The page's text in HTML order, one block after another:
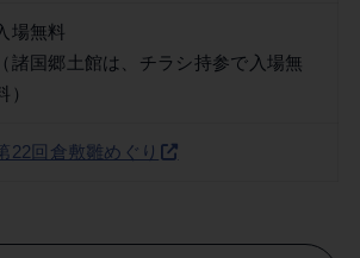
場無料
（諸国郷土館は、チラシ持参で入場無
）
22回倉敷雛めぐり